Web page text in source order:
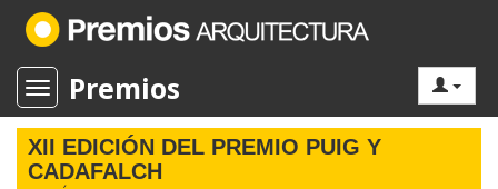
Toggle navigation
Premios
XII EDICIÓN DEL PREMIO PUIG Y
CADAFALCH